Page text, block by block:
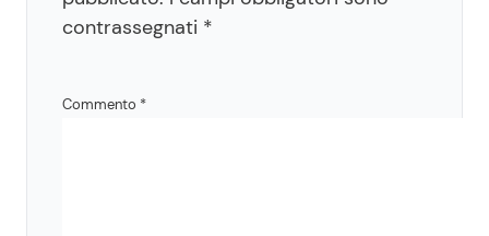
contrassegnati *
Commento *